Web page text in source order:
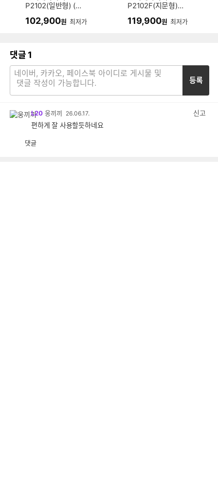
P2102(일반형) (설
102,900원 최저가
P2102F(지문형)
119,900원 최저가
댓글 1
등록
L20 웅끼끼 26.06.17.
신고
편하게 잘 사용할듯하네요
댓글